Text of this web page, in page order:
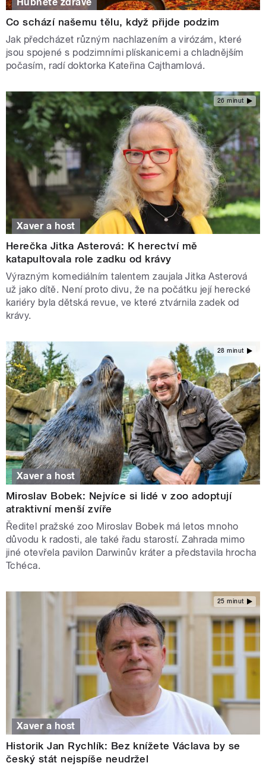
Co schází našemu tělu, když přijde podzim
Jak předcházet různým nachlazením a virózám, které
jsou spojené s podzimními plískanicemi a chladnějším
počasím, radí doktorka Kateřina Cajthamlová.
26 minut
Xaver a host
Herečka Jitka Asterová: K herectví mě
katapultovala role zadku od krávy
Výrazným komediálním talentem zaujala Jitka Asterová
už jako dítě. Není proto divu, že na počátku její herecké
kariéry byla dětská revue, ve které ztvárnila zadek od
krávy.
28 minut
Xaver a host
Miroslav Bobek: Nejvíce si lidé v zoo adoptují
atraktivní menší zvíře
Ředitel pražské zoo Miroslav Bobek má letos mnoho
důvodu k radosti, ale také řadu starostí. Zahrada mimo
jiné otevřela pavilon Darwinův kráter a představila hrocha
Tchéca.
25 minut
Xaver a host
Historik Jan Rychlík: Bez knížete Václava by se
český stát nejspíše neudržel